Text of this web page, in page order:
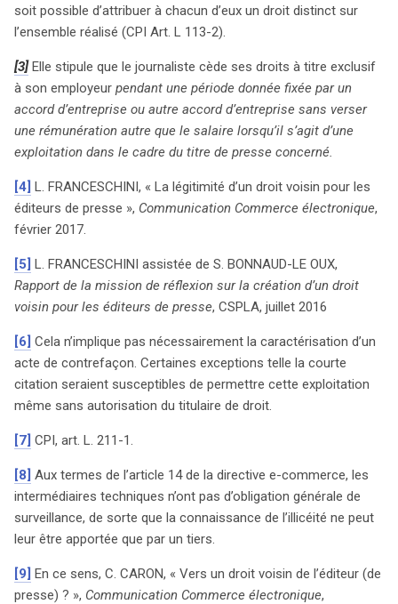
soit possible d’attribuer à chacun d’eux un droit distinct sur
l’ensemble réalisé (CPI Art. L 113-2).
[3]Elle stipule que le journaliste cède ses droits à titre exclusif
à son employeur pendant une période donnée fixée par un
accord d’entreprise ou autre accord d’entreprise sans verser
une rémunération autre que le salaire lorsqu’il s’agit d’une
exploitation dans le cadre du titre de presse concerné.
[4] L. FRANCESCHINI, « La légitimité d’un droit voisin pour les
éditeurs de presse », Communication Commerce électronique,
février 2017.
[5] L. FRANCESCHINI assistée de S. BONNAUD-LE OUX,
Rapport de la mission de réflexion sur la création d’un droit
voisin pour les éditeurs de presse, CSPLA, juillet 2016
[6] Cela n’implique pas nécessairement la caractérisation d’un
acte de contrefaçon. Certaines exceptions telle la courte
citation seraient susceptibles de permettre cette exploitation
même sans autorisation du titulaire de droit.
[7] CPI, art. L. 211-1.
[8] Aux termes de l’article 14 de la directive e-commerce, les
intermédiaires techniques n’ont pas d’obligation générale de
surveillance, de sorte que la connaissance de l’illicéité ne peut
leur être apportée que par un tiers.
[9] En ce sens, C. CARON, « Vers un droit voisin de l’éditeur (de
presse) ? », Communication Commerce électronique,
search